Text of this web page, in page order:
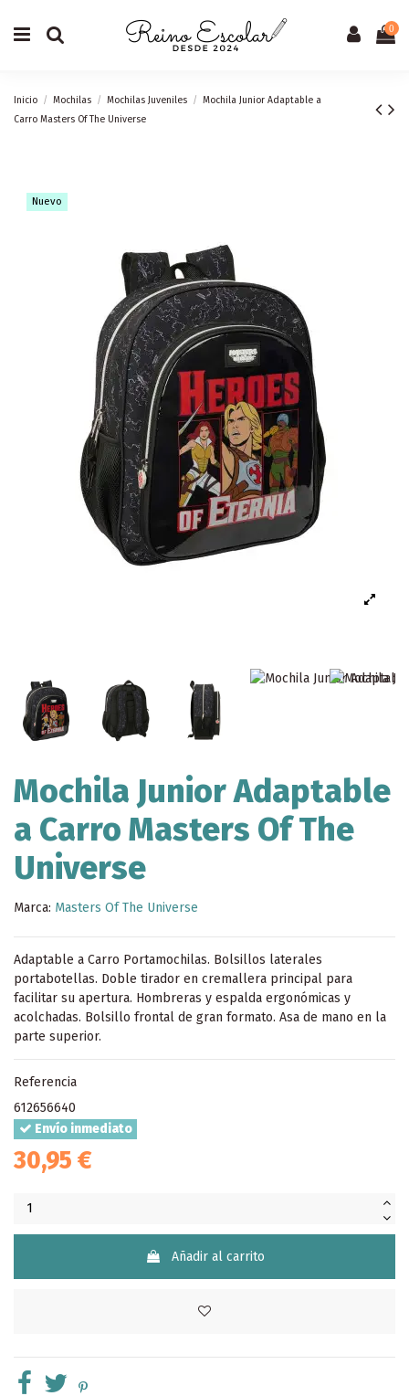
0
Inicio Mochilas Mochilas Juveniles
Mochila Junior Adaptable a
Carro Masters Of The Universe
Nuevo
Mochila Junior Adaptable
a Carro Masters Of The
Universe
Marca: Masters Of The Universe
Adaptable a Carro Portamochilas. Bolsillos laterales
portabotellas. Doble tirador en cremallera principal para
facilitar su apertura. Hombreras y espalda ergonómicas y
acolchadas. Bolsillo frontal de gran formato. Asa de mano en la
parte superior.
Referencia
612656640
Envío inmediato
30,95 €
Añadir al carrito